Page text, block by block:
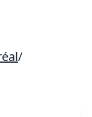
/